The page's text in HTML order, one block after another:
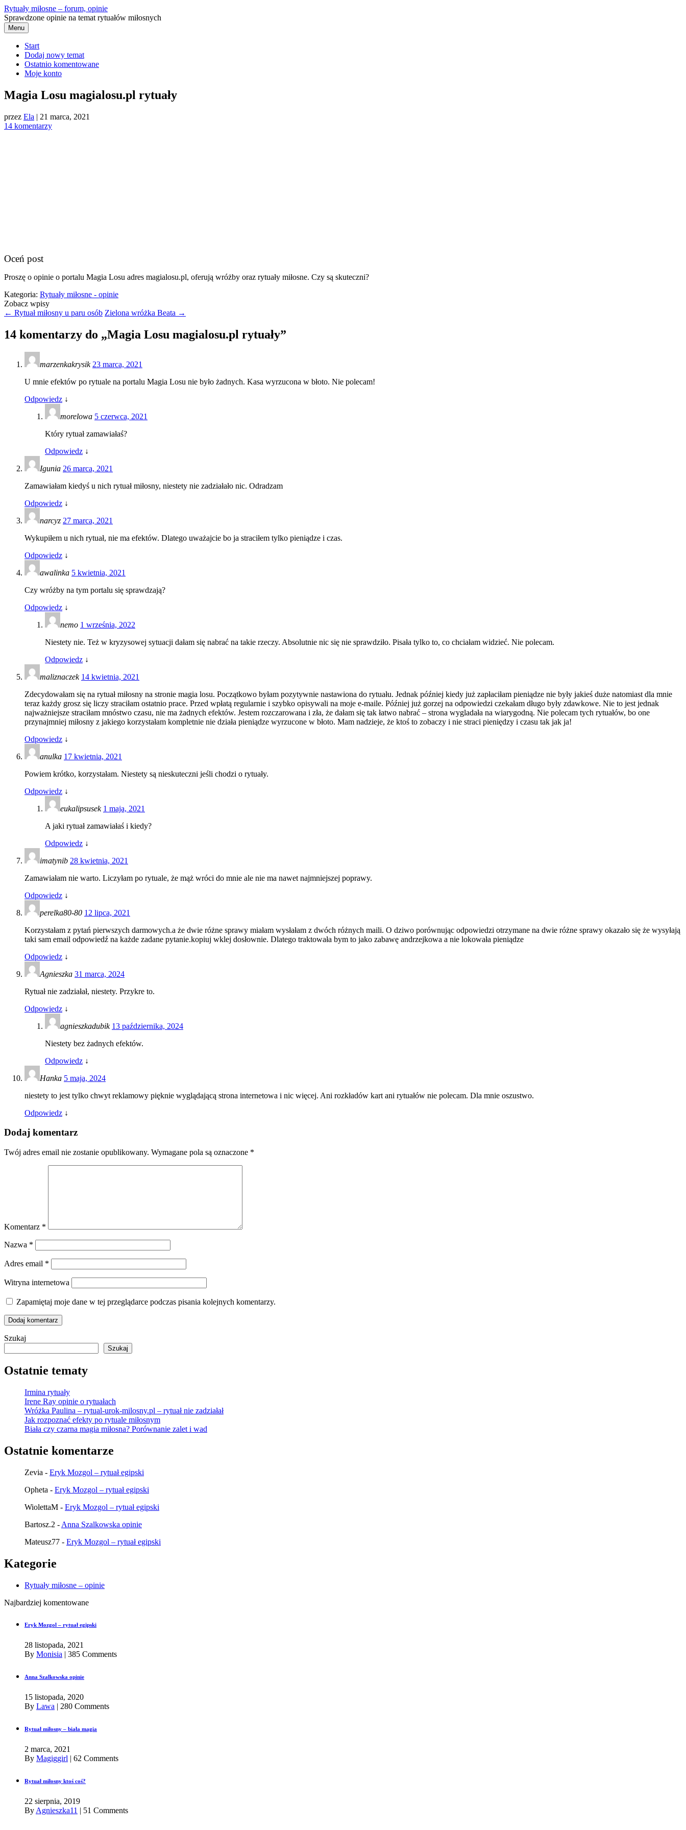
Przejdź
do
treści
Rytuały miłosne – forum, opinie
Sprawdzone opinie na temat rytuałów miłosnych
Menu
Start
Dodaj nowy temat
Ostatnio komentowane
Moje konto
Magia Losu magialosu.pl rytuały
przez Ela | 21 marca, 2021
14 komentarzy
Oceń post
Proszę o opinie o portalu Magia Losu adres magialosu.pl, oferują wróżby oraz rytuały miłosne. Czy są skuteczni?
Kategoria: Rytuały miłosne - opinie
Zobacz wpisy
← Rytuał miłosny u paru osób Zielona wróżka Beata →
14 komentarzy do „Magia Losu magialosu.pl rytuały”
marzenkakrysik 23 marca, 2021
U mnie efektów po rytuale na portalu Magia Losu nie było żadnych. Kasa wyrzucona w błoto. Nie polecam!
Odpowiedz ↓
morelowa 5 czerwca, 2021
Który rytuał zamawiałaś?
Odpowiedz ↓
Igunia 26 marca, 2021
Zamawiałam kiedyś u nich rytuał miłosny, niestety nie zadziałało nic. Odradzam
Odpowiedz ↓
narcyz 27 marca, 2021
Wykupiłem u nich rytuał, nie ma efektów. Dlatego uważajcie bo ja straciłem tylko pieniądze i czas.
Odpowiedz ↓
awalinka 5 kwietnia, 2021
Czy wróżby na tym portalu się sprawdzają?
Odpowiedz ↓
nemo 1 września, 2022
Niestety nie. Też w kryzysowej sytuacji dałam się nabrać na takie rzeczy. Absolutnie nic się nie sprawdziło. Pisała tylko to, co chciałam widzieć. Nie polecam.
Odpowiedz ↓
maliznaczek 14 kwietnia, 2021
Zdecydowałam się na rytuał miłosny na stronie magia losu. Początkowo byłam pozytywnie nastawiona do rytuału. Jednak później kiedy już zapłaciłam pieniądze nie były jakieś duże natomiast dla mnie
teraz każdy grosz się liczy straciłam ostatnio prace. Przed wpłatą regularnie i szybko opisywali na moje e-maile. Później już gorzej na odpowiedzi czekałam długo były zdawkowe. Nie to jest jednak
najważniejsze straciłam mnóstwo czasu, nie ma żadnych efektów. Jestem rozczarowana i zła, że dałam się tak łatwo nabrać – strona wygladała na wiarygodną. Nie polecam tych rytuałów, bo one
przynajmniej miłosny z jakiego korzystałam kompletnie nie działa pieniądze wyrzucone w błoto. Mam nadzieje, że ktoś to zobaczy i nie straci pieniędzy i czasu tak jak ja!
Odpowiedz ↓
anulka 17 kwietnia, 2021
Powiem krótko, korzystałam. Niestety są nieskuteczni jeśli chodzi o rytuały.
Odpowiedz ↓
eukalipsusek 1 maja, 2021
A jaki rytuał zamawiałaś i kiedy?
Odpowiedz ↓
imatynib 28 kwietnia, 2021
Zamawiałam nie warto. Liczyłam po rytuale, że mąż wróci do mnie ale nie ma nawet najmniejszej poprawy.
Odpowiedz ↓
perelka80-80 12 lipca, 2021
Korzystałam z pytań pierwszych darmowych.a że dwie różne sprawy miałam wysłałam z dwóch różnych maili. O dziwo porównując odpowiedzi otrzymane na dwie różne sprawy okazało się że wysyłają
taki sam email odpowiedź na każde zadane pytanie.kopiuj wklej dosłownie. Dlatego traktowała bym to jako zabawę andrzejkowa a nie lokowała pieniądze
Odpowiedz ↓
Agnieszka 31 marca, 2024
Rytuał nie zadziałał, niestety. Przykre to.
Odpowiedz ↓
agnieszkadubik 13 października, 2024
Niestety bez żadnych efektów.
Odpowiedz ↓
Hanka 5 maja, 2024
niestety to jest tylko chwyt reklamowy pięknie wyglądającą strona internetowa i nic więcej. Ani rozkładów kart ani rytuałów nie polecam. Dla mnie oszustwo.
Odpowiedz ↓
Dodaj komentarz
Twój adres email nie zostanie opublikowany. Wymagane pola są oznaczone *
Komentarz *
Nazwa *
Adres email *
Witryna internetowa
Zapamiętaj moje dane w tej przeglądarce podczas pisania kolejnych komentarzy.
Szukaj
Szukaj
Ostatnie tematy
Irmina rytuały
Irene Ray opinie o rytuałach
Wróżka Paulina – rytual-urok-milosny.pl – rytuał nie zadziałał
Jak rozpoznać efekty po rytuale miłosnym
Biała czy czarna magia miłosna? Porównanie zalet i wad
Ostatnie komentarze
Zevia - Eryk Mozgol – rytuał egipski
Opheta - Eryk Mozgol – rytuał egipski
WiolettaM - Eryk Mozgol – rytuał egipski
Bartosz.2 - Anna Szalkowska opinie
Mateusz77 - Eryk Mozgol – rytuał egipski
Kategorie
Rytuały miłosne – opinie
Najbardziej komentowane
Eryk Mozgol – rytuał egipski
28 listopada, 2021
By Monisia | 385 Comments
Anna Szalkowska opinie
15 listopada, 2020
By Lawa | 280 Comments
Rytuał miłosny – biała magia
2 marca, 2021
By Magiggirl | 62 Comments
Rytuał miłosny ktoś coś?
22 sierpnia, 2019
By Agnieszka11 | 51 Comments